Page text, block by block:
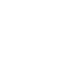
1099 reseñas